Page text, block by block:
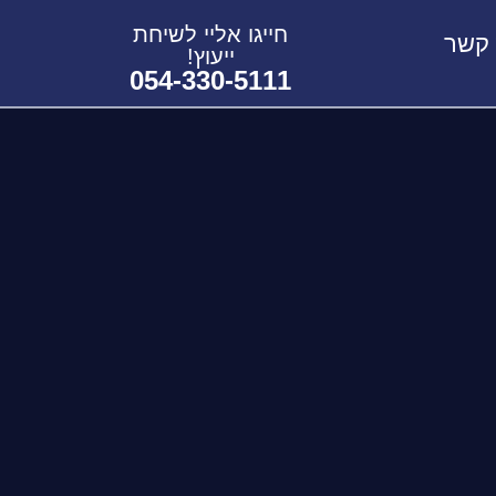
קשר
חייגו אליי לשיחת
ייעוץ!
054-330-5111